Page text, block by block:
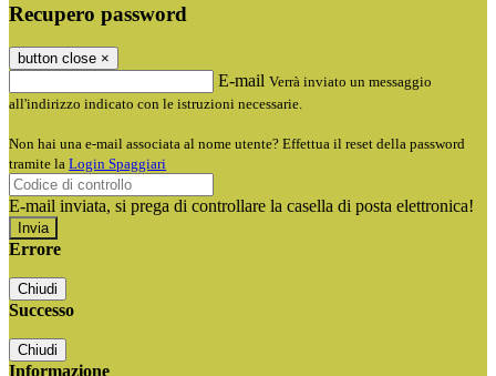
Recupero password
button close ×
E-mail Verrà inviato un messaggio
all'indirizzo indicato con le istruzioni necessarie.
Non hai una e-mail associata al nome utente? Effettua il reset della password
tramite la Login Spaggiari
E-mail inviata, si prega di controllare la casella di posta elettronica!
Errore
Chiudi
Successo
Chiudi
Informazione